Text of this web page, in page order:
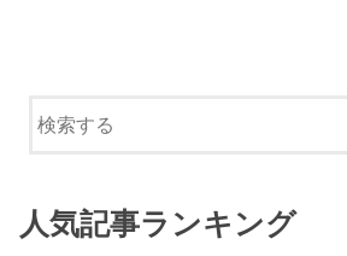
人気記事ランキング